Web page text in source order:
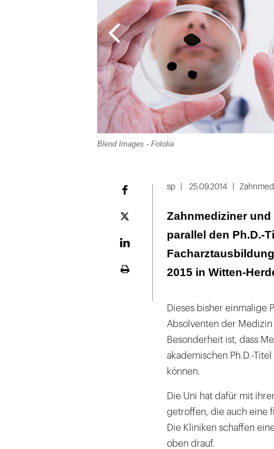
Blend Images - Fotolia
Plattform
sp 25.09.2014
Zahnmediziner
parallel den Ph.D.-
2015 in Witten-
Dieses bisher einmalige
Absolventen der
Besonderheit ist, dass
akademischen Ph.D.-
können.
Die Uni hat dafür mit
getroffen, die auch eine
Die Kliniken schaffen
oben drauf.